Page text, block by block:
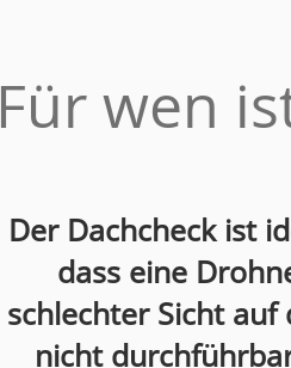
Für wen
Der Dachcheck ist
dass eine
schlechter Sicht auf
nicht